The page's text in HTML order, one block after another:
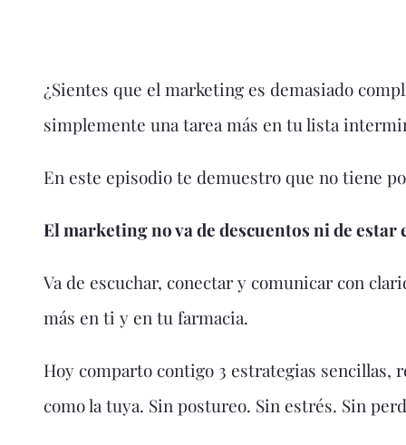
¿Sientes que el marketing es demasiado
simplemente una tarea más en tu lista
En este episodio te demuestro que no tiene
El marketing no va de descuentos ni de estar
Va de escuchar, conectar y comunicar con
más en ti y en tu farmacia.
Hoy comparto contigo 3 estrategias sencillas,
como la tuya. Sin postureo. Sin estrés. Sin